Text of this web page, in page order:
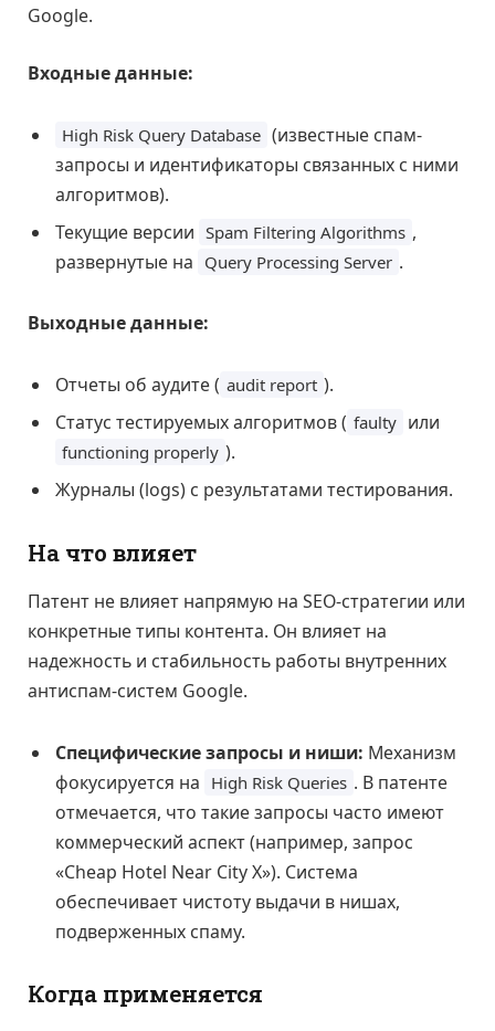
Google.
Входные данные:
High Risk Query Database (известные спам-
запросы и идентификаторы связанных с ними
алгоритмов).
Текущие версии Spam Filtering Algorithms ,
развернутые на Query Processing Server .
Выходные данные:
Отчеты об аудите ( audit report ).
Статус тестируемых алгоритмов ( faulty или
functioning properly ).
Журналы (logs) с результатами тестирования.
На что влияет
Патент не влияет напрямую на SEO-стратегии или
конкретные типы контента. Он влияет на
надежность и стабильность работы внутренних
антиспам-систем Google.
Специфические запросы и ниши: Механизм
фокусируется на High Risk Queries . В патенте
отмечается, что такие запросы часто имеют
коммерческий аспект (например, запрос
«Cheap Hotel Near City X»). Система
обеспечивает чистоту выдачи в нишах,
подверженных спаму.
Когда применяется